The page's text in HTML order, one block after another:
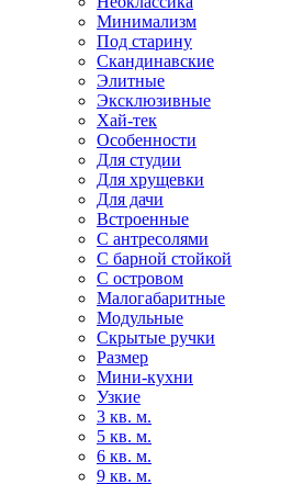
Минимализм
Под старину
Скандинавские
Элитные
Эксклюзивные
Хай-тек
Особенности
Для студии
Для хрущевки
Для дачи
Встроенные
С антресолями
С барной стойкой
С островом
Малогабаритные
Модульные
Скрытые ручки
Размер
Мини-кухни
Узкие
3 кв. м.
5 кв. м.
6 кв. м.
9 кв. м.